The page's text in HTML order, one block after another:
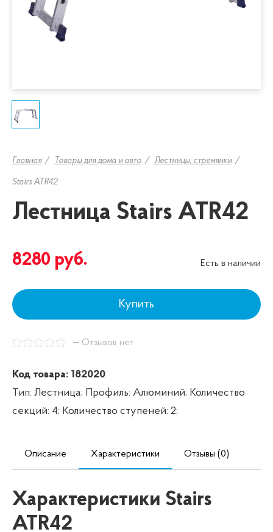
Главная Товары для дома и авто Лестницы, стремянки
Stairs ATR42
Лестница Stairs ATR42
8280 руб. Есть в наличии
Купить
— Отзывов нет
Код товара: 182020
Тип: Лестница; Профиль: Алюминий; Количество
секций: 4; Количество ступеней: 2;
Описание Характеристики Отзывы (0)
Характеристики Stairs
ATR42